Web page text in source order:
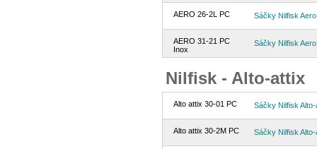
AERO 26-2L PC Sáčky Nilfisk
AERO 31-21 PC
Inox
Sáčky Nilfisk
Nilfisk - Alto-attix
Alto attix 30-01 PC Sáčky Nilfisk
Alto attix 30-2M PC Sáčky Nilfisk